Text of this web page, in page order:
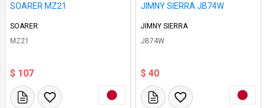
SOARER MZ21
SOARER
MZ21
$ 107
JIMNY SIERRA JB74W
JIMNY SIERRA
JB74W
$ 40